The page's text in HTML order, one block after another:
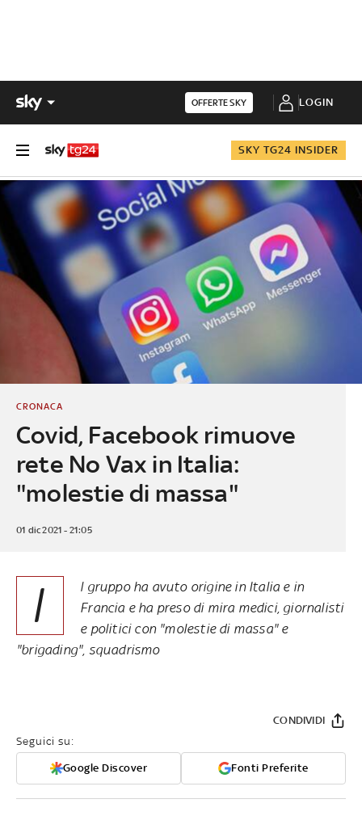
OFFERTE SKY LOGIN
SKY TG24 INSIDER
Covid, Facebook rimuove
rete No Vax in Italia:
"molestie di massa"
CRONACA
01 dic 2021 - 21:05
I
l gruppo ha avuto origine in Italia e in
Francia e ha preso di mira medici, giornalisti
e politici con "molestie di massa" e
"brigading", squadrismo
Seguici su:
Google Discover Fonti Preferite
CONDIVIDI